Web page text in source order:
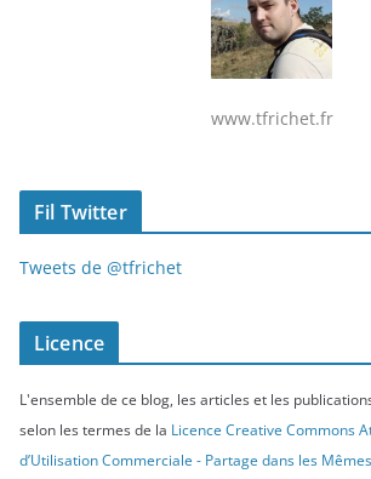
www.tfrichet.fr
Fil Twitter
Tweets de @tfrichet
Licence
L'ensemble de ce blog, les articles et les
selon les termes de la Licence Creative Commons
d’Utilisation Commerciale - Partage dans les